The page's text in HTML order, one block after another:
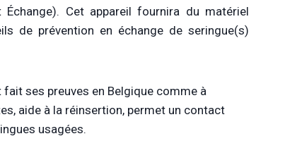
Échange). Cet appareil fournira du matériel
de prévention en échange de seringue(s)
ses preuves en Belgique comme à
aide à la réinsertion, permet un contact
usagées.